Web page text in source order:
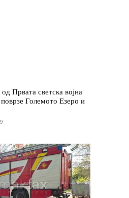
Првата светска војна
Големото Езеро и